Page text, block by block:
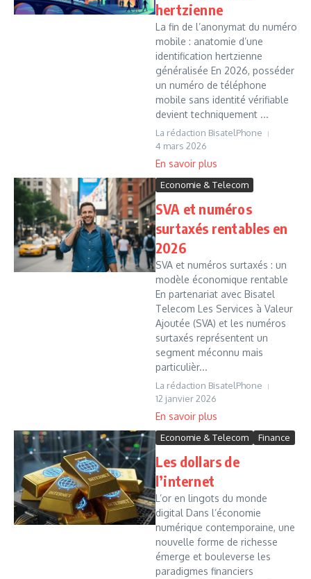
hertzienne
La fin de l’anonymat du numéro
mobile : anatomie d’une
identification hertzienne
généralisée En 2026, posséder
un numéro de téléphone
mobile sans identité vérifiable
devient techniquement ...
La rédaction BisatelPhone
4 mars 2026
Economie & Telecom
SVA et numéros
surtaxés rentables en
2026
SVA et numéros surtaxés : un
modèle économique rentable
En partenariat avec Bisatel
Telecom Les Services à Valeur
Ajoutée (SVA) et les numéros
surtaxés représentent un
segment méconnu mais
particulièr...
La rédaction BisatelPhone
12 janvier 2026
Economie & Telecom Finance
Les dollars de
l’internet
L’or en lingots du monde
digital Dans l’économie
numérique contemporaine, une
nouvelle forme de richesse
émerge et bouleverse les
paradigmes financiers